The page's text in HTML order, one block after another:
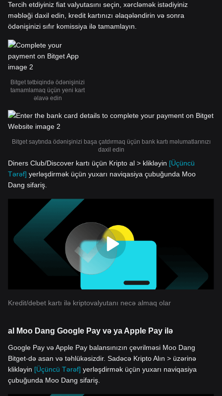
Tercih etdiyiniz fiat valyutasını seçin, xərcləmək istədiyiniz
məbləği daxil edin, kredit kartınızı əlaqələndirin və sonra
ödənişinizi sıfır komissiya ilə tamamlayın.
Bitget tətbiqində ödənişinizi
tamamlamaq üçün yeni kart
əlavə edin
Bitget saytında ödənişinizi başa çatdırmaq üçün bank kartı məlumatlarınızı
daxil edin
Diners Club/Discover kartı üçün Kripto al > klikləyin [Üçüncü
Tərəf] yerləşdirmək üçün yuxarı naviqasiya çubuğunda Moo
Dang sifariş.
Kredit/debet kartı ilə kriptovalyutanı necə almaq olar
al Moo Dang Google Pay və ya Apple Pay ilə
Google Pay və Apple Pay balansınızın çevrilməsi Moo Dang
Bitget-də asan və təhlükəsizdir. Sadəcə Kripto Alın > üzərinə
klikləyin [Üçüncü Tərəf] yerləşdirmək üçün yuxarı naviqasiya
çubuğunda Moo Dang sifariş.